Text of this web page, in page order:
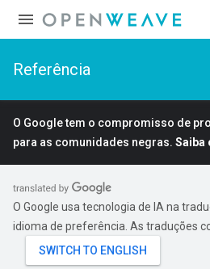
Referência
O Google tem o compromisso de
para as comunidades negras. Saiba
O Google usa tecnologia de IA na
idioma de preferência. As traduções